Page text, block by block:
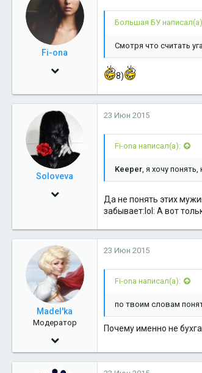
48
тут
Fi-ona
7 Янв 2010
0
Салехард
Большая БУ
Смотря что считать
8)
Soloveva
13 Ноя 2012
0
23 Июн 2015
Fi-ona написал(а):
Keeper , я хочу
Да не понять этих
забывает:lol: А вот
Madel'ka
Модератор
27 Май 2006
5,432
23 Июн 2015
Fi-ona написал(а):
по твоим словам
Почему именно не